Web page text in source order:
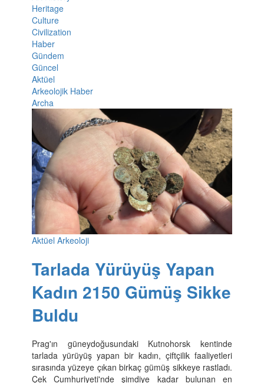
Heritage
Culture
Civilization
Haber
Gündem
Güncel
Aktüel
Arkeolojik Haber
Archa
Aktüel Arkeoloji
Tarlada Yürüyüş Yapan
Kadın 2150 Gümüş Sikke
Buldu
Prag'ın güneydoğusundaki Kutnohorsk kentinde
tarlada yürüyüş yapan bir kadın, çiftçilik faaliyetleri
sırasında yüzeye çıkan birkaç gümüş sikkeye rastladı.
Çek Cumhuriyeti'nde şimdiye kadar bulunan en